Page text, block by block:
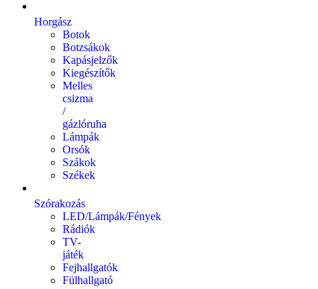
Horgász
Botok
Botzsákok
Kapásjelzők
Kiegészítők
Melles
csizma
/
gázlóruha
Lámpák
Orsók
Szákok
Székek
Szórakozás
LED/Lámpák/Fények
Rádiók
TV-
játék
Fejhallgatók
Fülhallgató